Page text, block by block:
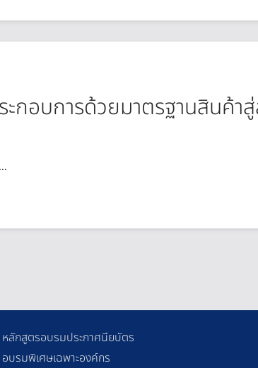
กอบการด้วยมาตรฐานสินค้
หลักสูตรอบรมประกาศนียบัตร
อบรมพิเศษเฉพาะองค์กร